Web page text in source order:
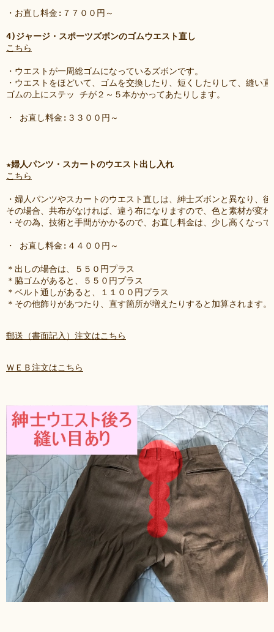
・お直し料金:７７００円～
4)ジャージ・スポーツズボンのゴムウエスト直し
こちら
・ウエストが一周総ゴムになっているズボンです。
・ウエストをほどいて、ゴムを交換したり、短くしたりして、縫い
ゴムの上にステッ チが２～５本かかってあたりします。
・ お直し料金:３３００円～
★婦人パンツ・スカートのウエスト出し入れ
こちら
・婦人パンツやスカートのウエスト直しは、紳士ズボンと異なり
その場合、共布がなければ、違う布になりますので、色と素材が変
・その為、技術と手間がかかるので、お直し料金は、少し高くなっ
・ お直し料金:４４００円～
＊出しの場合は、５５０円プラス
＊脇ゴムがあると、５５０円プラス
＊ベルト通しがあると、１１００円プラス
＊その他飾りがあつたり、直す箇所が増えたりすると加算されます
郵送（書面記入）注文はこちら
ＷＥＢ注文はこちら